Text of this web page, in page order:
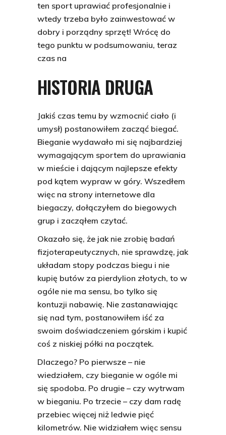
ten sport uprawiać profesjonalnie i
wtedy trzeba było zainwestować w
dobry i porządny sprzęt! Wrócę do
tego punktu w podsumowaniu, teraz
czas na
HISTORIA DRUGA
Jakiś czas temu by wzmocnić ciało (i
umysł) postanowiłem zacząć biegać.
Bieganie wydawało mi się najbardziej
wymagającym sportem do uprawiania
w mieście i dającym najlepsze efekty
pod kątem wypraw w góry. Wszedłem
więc na strony internetowe dla
biegaczy, dołączyłem do biegowych
grup i zacząłem czytać.
Okazało się, że jak nie zrobię badań
fizjoterapeutycznych, nie sprawdzę, jak
układam stopy podczas biegu i nie
kupię butów za pierdylion złotych, to w
ogóle nie ma sensu, bo tylko się
kontuzji nabawię. Nie zastanawiając
się nad tym, postanowiłem iść za
swoim doświadczeniem górskim i kupić
coś z niskiej półki na początek.
Dlaczego? Po pierwsze – nie
wiedziałem, czy bieganie w ogóle mi
się spodoba. Po drugie – czy wytrwam
w bieganiu. Po trzecie – czy dam radę
przebiec więcej niż ledwie pięć
kilometrów. Nie widziałem więc sensu